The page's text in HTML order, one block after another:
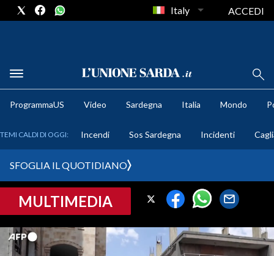
METEO
CRONACA SARDEGNA
PROVINCIA DI CAGLIARI
Italy ACCEDI
ProgrammaUS Video Sardegna Italia Mondo
TEMI CALDI DI OGGI: Incendi Sos Sardegna Incidenti
SFOGLIA IL QUOTIDIANO
MULTIMEDIA